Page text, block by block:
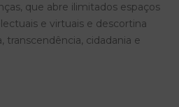
que abre ilimitados espaços
e virtuais e descortina
transcendência, cidadania e